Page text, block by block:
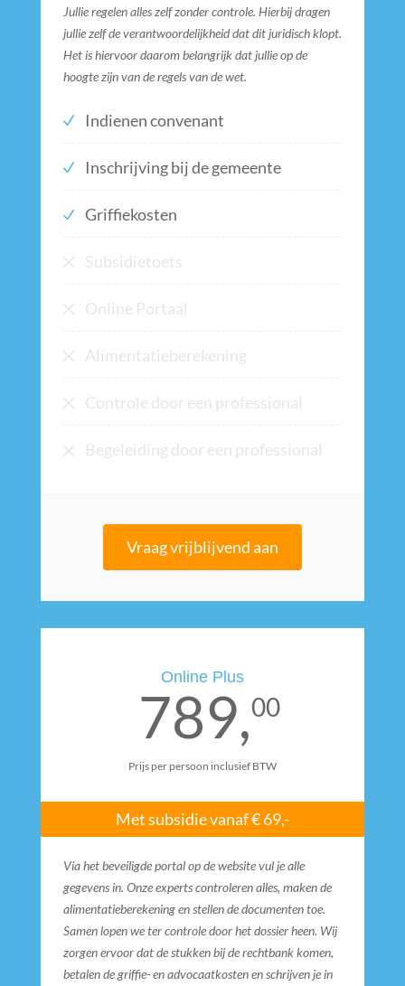
Jullie regelen alles zelf zonder controle. Hierbij dragen
jullie zelf de verantwoordelijkheid dat dit juridisch klopt.
Het is hiervoor daarom belangrijk dat jullie op de
hoogte zijn van de regels van de wet.
Indienen convenant
Inschrijving bij de gemeente
Griffiekosten
Subsidietoets
Online Portaal
Alimentatieberekening
Controle door een professional
Begeleiding door een professional
Vraag vrijblijvend aan
Online Plus
789,00
Prijs per persoon inclusief BTW
Met subsidie vanaf € 69,-
Via het beveiligde portal op de website vul je alle
gegevens in. Onze experts controleren alles, maken de
alimentatieberekening en stellen de documenten toe.
Samen lopen we ter controle door het dossier heen. Wij
zorgen ervoor dat de stukken bij de rechtbank komen,
betalen de griffie- en advocaatkosten en schrijven je in